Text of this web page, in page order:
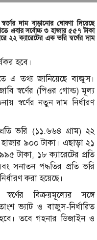
দাম বাড়ানোর ঘোষণা দিয়েছে
এবার সর্বোচ্চ ৩ হাজার ৫৫৭ টাকা
২২ ক্যারেটের এক ভরি স্বর্ণের দাম
হবে।
এ তথ্য জানিয়েছে বাজুস।
স্বর্ণের (পিওর গোল্ড) মূল্য
স্বর্ণের নতুন দাম নির্ধারণ
ভরি (১১.৬৬৪ গ্রাম) ২২
হাজার ৯০০ টাকা। এছাড়া ২১
টাকা, ১৮ ক্যারেটের প্রতি
সনাতন পদ্ধতির প্রতি ভরি
করা হয়েছে।
বিক্রয়মূল্যের সঙ্গে
ভ্যাট ও বাজুস-নির্ধারিত
তবে গহনার ডিজাইন ও